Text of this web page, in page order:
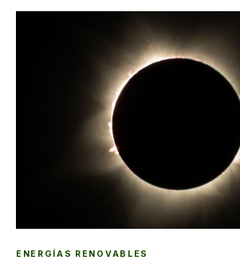
ENERGÍAS RENOVABLES